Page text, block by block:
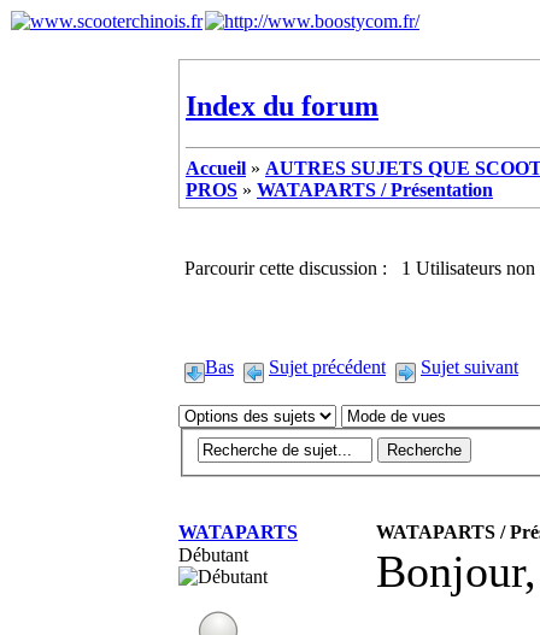
Index du forum
Accueil » AUTRES SUJETS QUE
PROS » WATAPARTS / Présentation
Parcourir cette discussion : 1 Utilisateurs non
Bas Sujet précédent Sujet suivant
WATAPARTS
WATAPARTS /
Débutant
Bonjour,